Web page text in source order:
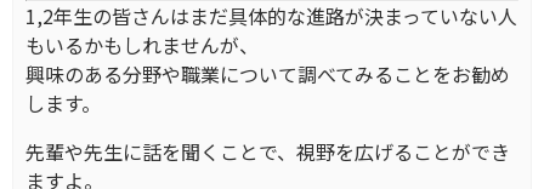
1,2年生の皆さんはまだ具体的な進路が決まっていない人
もいるかもしれませんが、
興味のある分野や職業について調べてみることをお勧め
します。
先輩や先生に話を聞くことで、視野を広げることができ
ますよ。